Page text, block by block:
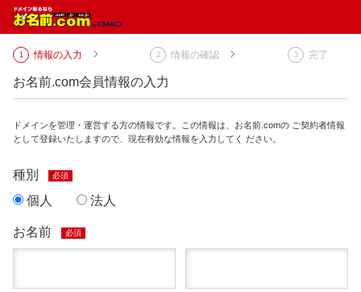
情報の入力 情報の確認 完了
お名前.com会員情報の入力
ドメインを管理・運営する方の情報です。この情報は、お名前.comの ご契約者情報
として登録いたしますので、現在有効な情報を入力してく ださい。
種別 必須
個人 法人
お名前 必須